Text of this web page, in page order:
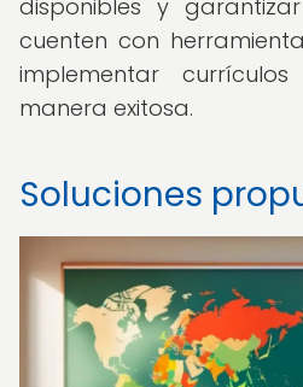
disponibles y
cuenten con
implementar
manera exitosa.
Soluciones